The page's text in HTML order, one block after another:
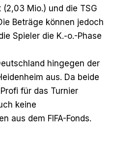
Mio.) und die TSG
Beträge können jedoch
Spieler die K.-o.-Phase
hingegen der
aus. Da beide
für das Turnier
keine
aus dem FIFA-Fonds.